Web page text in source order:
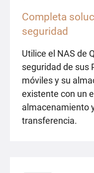
Completa
seguridad
Utilice el NAS de
seguridad de sus
móviles y su
existente con un
almacenamiento
transferencia.